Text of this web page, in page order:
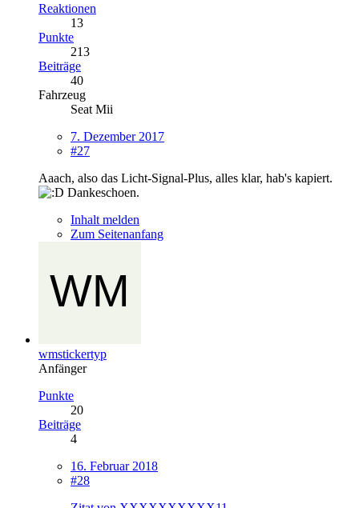
Reaktionen
13
Punkte
213
Beiträge
40
Fahrzeug
Seat Mii
7. Dezember 2017
#27
Aaach, also das Licht-Signal-Plus, alles klar, hab's kapiert.
Dankeschoen.
Inhalt melden
Zum Seitenanfang
wmstickertyp
Anfänger
Punkte
20
Beiträge
4
16. Februar 2018
#28